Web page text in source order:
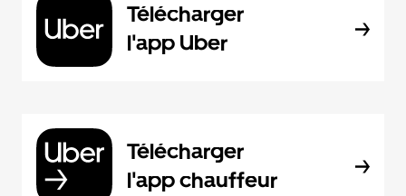
Télécharger
l'app Uber
Télécharger
l'app chauffeur